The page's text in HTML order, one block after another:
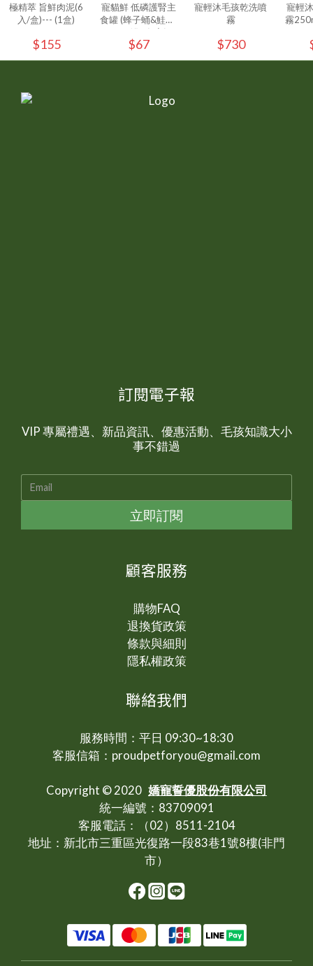
極精萃 旨鮮肉泥(6
入/盒)--- (1盒)
$155
寵貓鮮 低磷護腎主
食罐 (蜂子蛹&鮭魚)
80g/罐 - (1入)
$67
寵輕沐毛孩乾洗噴
霧
$730
寵輕
霧
訂閱電子報
VIP 專屬禮遇、新品資訊、優惠活動、毛孩知識大小
事不錯過
立即訂閱
顧客服務
購物FAQ
退換貨政策
條款與細則
隱私權政策
聯絡我們
服務時間：平日 09:30~18:30
客服信箱：proudpetforyou@gmail.com
Copyright © 2020 嬌寵誓優股份有限公司
統一編號：83709091
客服電話：（02）8511-2104
地址：新北市三重區光復路一段83巷1號8樓(非門
市）